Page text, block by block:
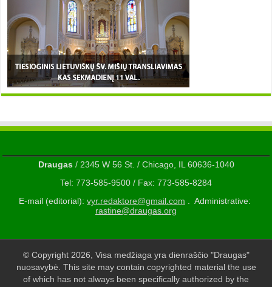
Draugas/ 2345 W 56 St. / Chicago, IL 60636-1040
Tel: 773-585-9500 / Fax: 773-585-8284
E-mail (editorial): vyr.redaktore@gmail.com . Administrative:
rastine@draugas.org
© Copyright 2026, Visa medžiaga yra dienraščio "Draugas"
nuosavybė. This site may contain copyrighted material the use
of which has not always been specifically authorized by the